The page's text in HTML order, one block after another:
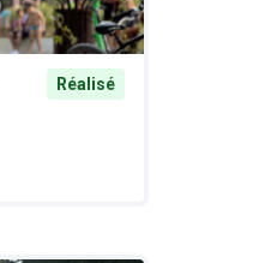
Réalisé